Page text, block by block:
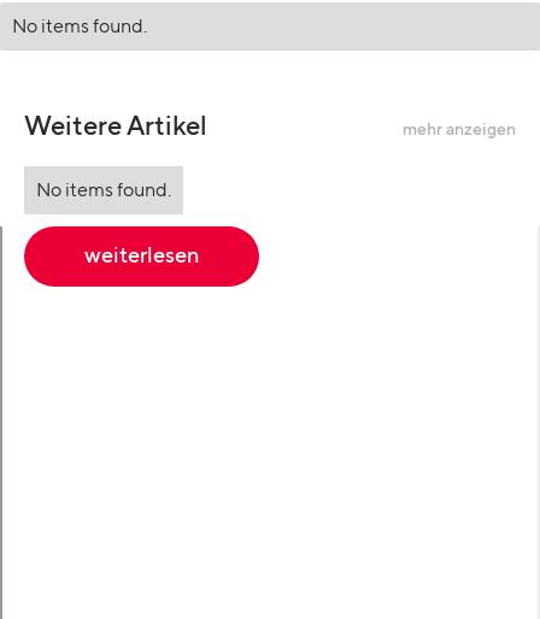
No items found.
Weitere Artikel mehr anzeigen
No items found.
weiterlesen